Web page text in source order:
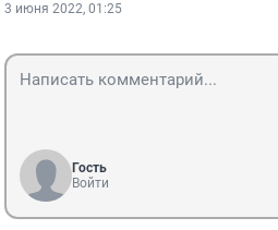
3 июня 2022, 01:25
Гость
Войти